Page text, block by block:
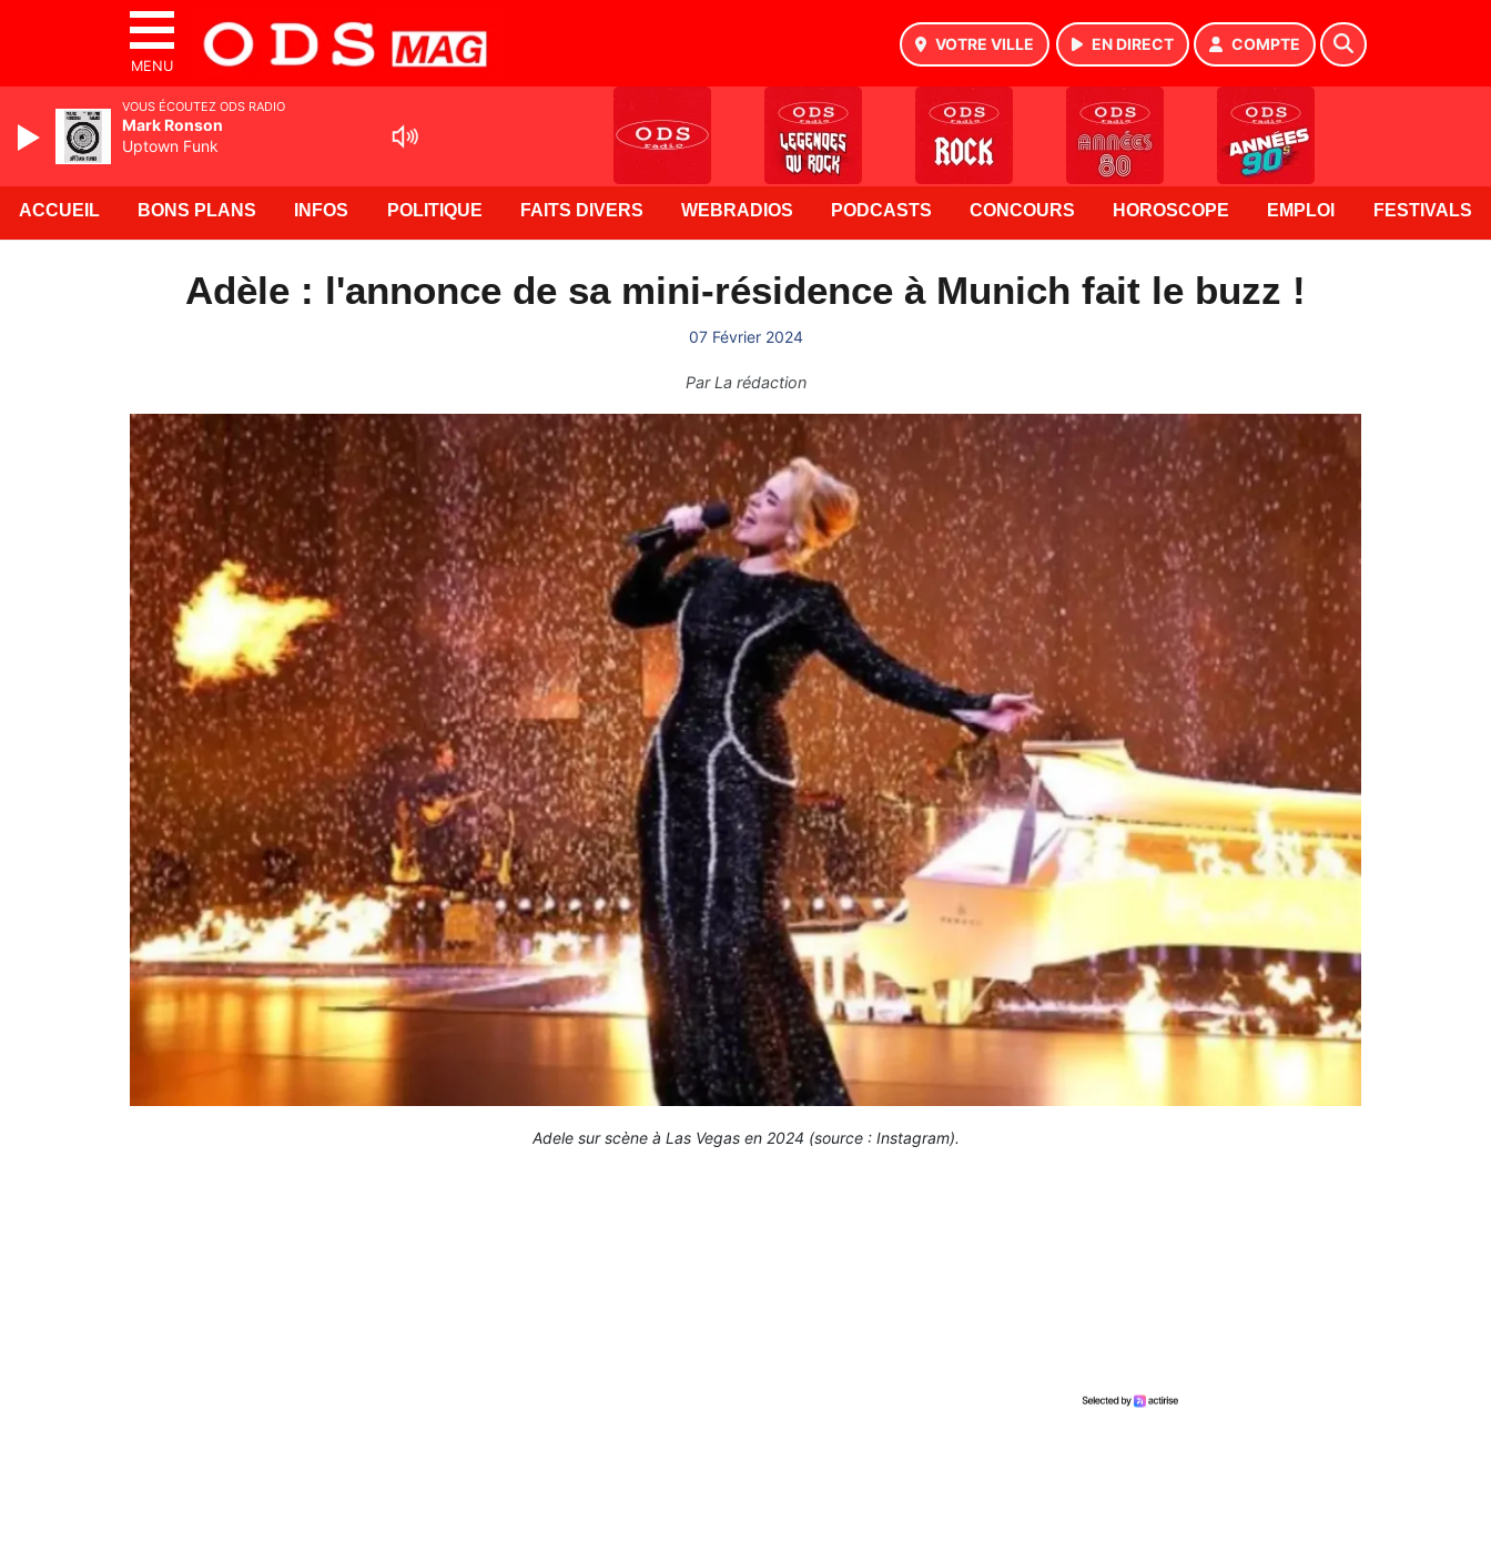
MENU
VOTRE VILLE EN DIRECT COMPTE
ACCUEIL BONS PLANS INFOS POLITIQUE FAITS DIVERS WEBRADIOS PODCASTS CONCOURS HOROSCOPE EMPLOI FESTIVALS
Adèle : l'annonce de sa mini-résidence à Munich fait le buzz !
07 Février 2024
ParLa rédaction
Adele sur scène à Las Vegas en 2024 (source : Instagram).
VOUS ÉCOUTEZ ODS RADIO
Mark Ronson
Uptown Funk